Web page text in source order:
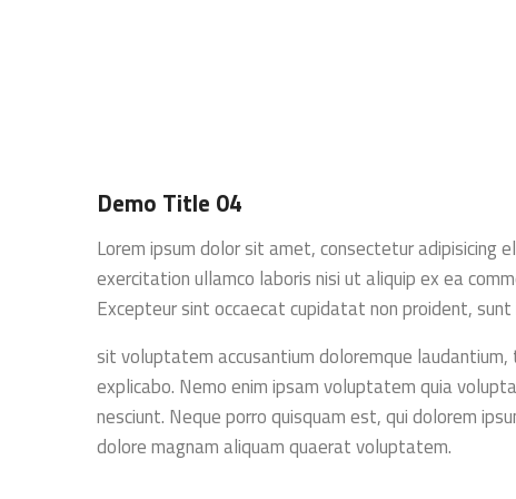
Demo Title 04
Lorem ipsum dolor sit amet, consectetur adipisicing
exercitation ullamco laboris nisi ut aliquip ex ea
Excepteur sint occaecat cupidatat non proident,
sit voluptatem accusantium doloremque
explicabo. Nemo enim ipsam voluptatem quia
nesciunt. Neque porro quisquam est, qui dolorem
dolore magnam aliquam quaerat voluptatem.